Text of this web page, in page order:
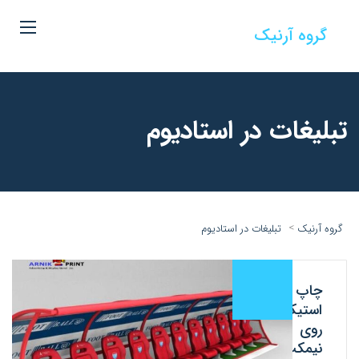
گروه آرنیک
تبلیغات در استادیوم
گروه آرنیک > تبلیغات در استادیوم
چاپ
استیکر
روی
نیمکت